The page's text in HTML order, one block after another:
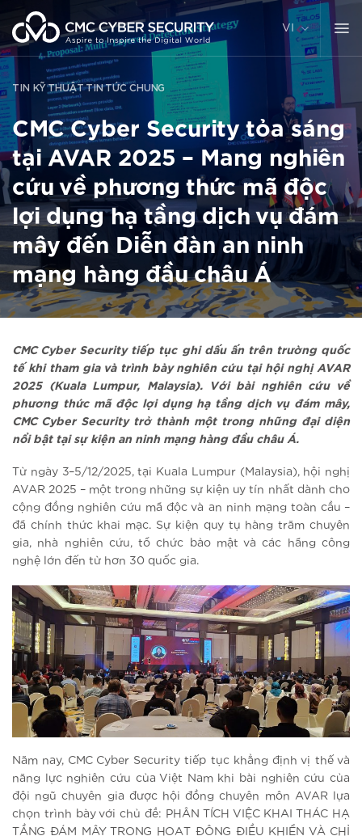
đến
nội
dung
VI
TIN KỸ THUẬTTIN TỨC CHUNG
CMC Cyber Security tỏa sáng
tại AVAR 2025 – Mang nghiên
cứu về phương thức mã độc
lợi dụng hạ tầng dịch vụ đám
mây đến Diễn đàn an ninh
mạng hàng đầu châu Á
CMC Cyber Security tiếp tục ghi dấu ấn trên trường quốc
tế khi tham gia và trình bày nghiên cứu tại hội nghị AVAR
2025 (Kuala Lumpur, Malaysia). Với bài nghiên cứu về
phương thức mã độc lợi dụng hạ tầng dịch vụ đám mây,
CMC Cyber Security trở thành một trong những đại diện
nổi bật tại sự kiện an ninh mạng hàng đầu châu Á.
Từ ngày 3–5/12/2025, tại Kuala Lumpur (Malaysia), hội nghị
AVAR 2025 – một trong những sự kiện uy tín nhất dành cho
cộng đồng nghiên cứu mã độc và an ninh mạng toàn cầu –
đã chính thức khai mạc. Sự kiện quy tụ hàng trăm chuyên
gia, nhà nghiên cứu, tổ chức bảo mật và các hãng công
nghệ lớn đến từ hơn 30 quốc gia.
Năm nay, CMC Cyber Security tiếp tục khẳng định vị thế và
năng lực nghiên cứu của Việt Nam khi bài nghiên cứu của
đội ngũ chuyên gia được hội đồng chuyên môn AVAR lựa
chọn trình bày với chủ đề: PHÂN TÍCH VIỆC KHAI THÁC HẠ
TẦNG ĐÁM MÂY TRONG HOẠT ĐỘNG ĐIỀU KHIỂN VÀ CHỈ